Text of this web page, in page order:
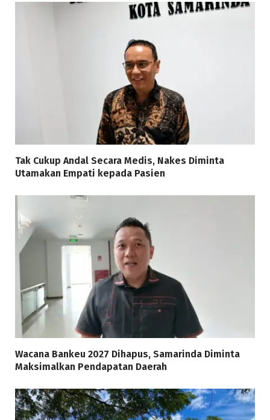
Tak Cukup Andal Secara Medis, Nakes Diminta
Utamakan Empati kepada Pasien
Wacana Bankeu 2027 Dihapus, Samarinda Diminta
Maksimalkan Pendapatan Daerah